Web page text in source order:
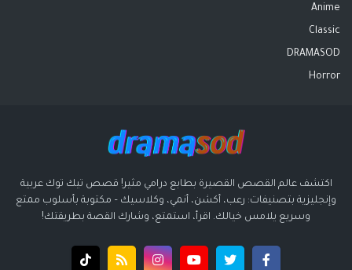
Anime
Classic
DRAMASOD
Horror
اكتشف عالم القصص القصيرة بطابع درامي مثير! قصص تيك توك عربية
وإنجليزية بتصنيفات: رعب، أكشن، أنمي، وكلاسيك – مكتوبة بأسلوب ممتع
وسريع يلامس خيالك. اقرأ، استمتع، وشارك القصة بطريقتك!